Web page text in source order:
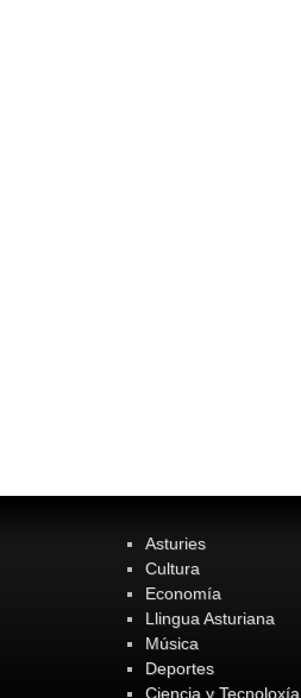
Asturies
Cultura
Economía
Llingua Asturiana
Música
Deportes
Ciencia y Tecnoloxía